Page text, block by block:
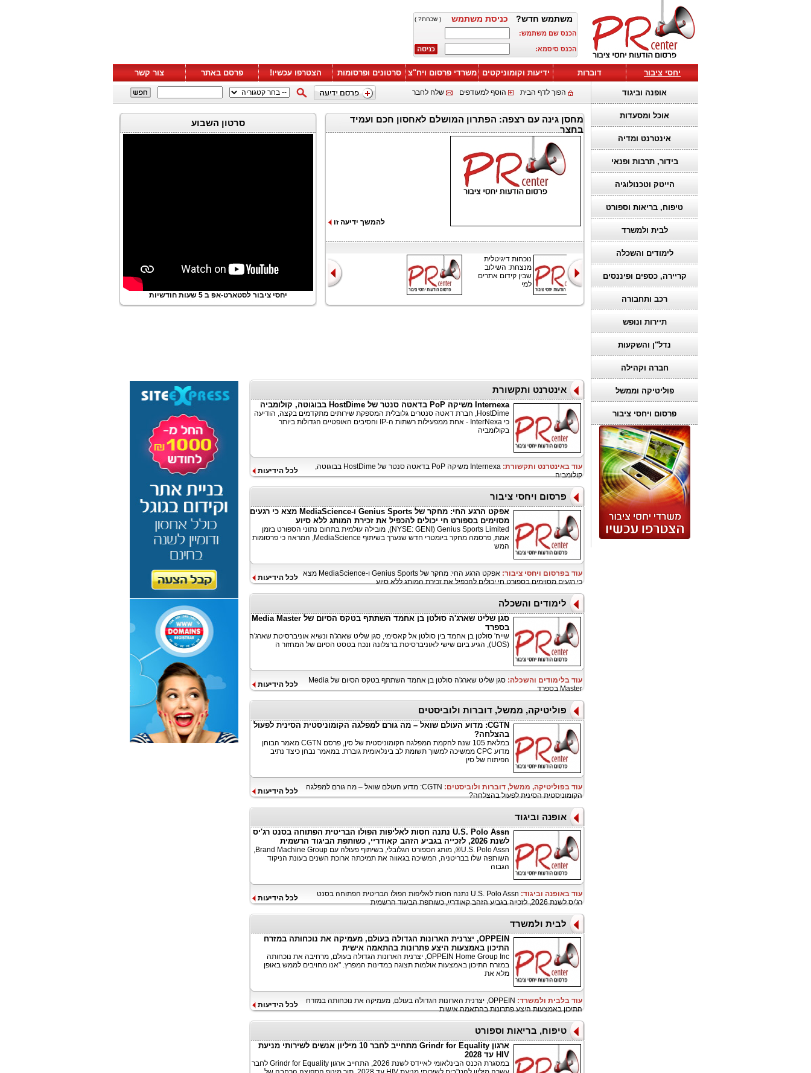
משתמש חדש? כניסת משתמש ( שכחת? )
הכנס שם משתמש:
הכנס סיסמא:
יחסי ציבור דוברות ידיעות וקומוניקטים משרדי פרסום ויח"צ סרטונים ופרסומות הצטרפו עכשיו! פרסם באתר צור קשר
אופנה וביגוד
אוכל ומסעדות
אינטרנט ומדיה
בידור, תרבות ופנאי
הייטק וטכנולוגיה
טיפוח, בריאות וספורט
לבית ולמשרד
לימודים והשכלה
קריירה, כספים ופיננסים
רכב ותחבורה
תיירות ונופש
נדל"ן והשקעות
חברה וקהילה
פוליטיקה וממשל
פרסום ויחסי ציבור
הפוך לדף הבית הוסף למעודפים שלח לחבר
מחסן גינה עם רצפה: הפתרון המושלם לאחסון חכם ועמיד
בחצר
להמשך ידיעה זו
נוכחות דיגיטלית
מנצחת: השילוב
שבין קידום אתרים
למי
מתכננים אירוע
שבאמת מרגש א
סרטון השבוע
יחסי ציבור לסטארט-אפ ב 5 שעות חודשיות
אינטרנט ותקשורת
Internexa משיקה PoP בדאטה סנטר של HostDime בבוגוטה, קולומביה
HostDime, חברת דאטה סנטרים גלובלית המספקת שירותים מתקדמים בקצה, הודיעה
כי InterNexa - אחת ממפעילות רשתות ה-IP והסיבים האופטיים הגדולות ביותר
בקולומביה
עוד באינטרנט ותקשורת:
Internexa משיקה PoP בדאטה סנטר של HostDime בבוגוטה,
קולומביה
לכל הידיעות
פרסום ויחסי ציבור
אפקט הרגע החי: מחקר של Genius Sports ו-MediaScience מצא כי רגעים
מסוימים בספורט חי יכולים להכפיל את זכירת המותג ללא סיוע
Genius Sports Limited ‏(NYSE: GENI), מובילה עולמית בתחום נתוני הספורט בזמן
אמת, פרסמה מחקר ביומטרי חדש שנערך בשיתוף MediaScience, המראה כי פרסומות
המש
עוד בפרסום ויחסי ציבור:
אפקט הרגע החי: מחקר של Genius Sports ו-MediaScience מצא
כי רגעים מסוימים בספורט חי יכולים להכפיל את זכירת המותג ללא סיוע
לכל הידיעות
לימודים והשכלה
סגן שליט שארג'ה סולטן בן אחמד השתתף בטקס הסיום של Media Master
בספרד
שייח' סולטן בן אחמד בין סולטן אל קאסימי, סגן שליט שארג'ה ונשיא אוניברסיטת שארג'ה
(UOS), הגיע ביום שישי לאוניברסיטת ברצלונה ונכח בטסט הסיום של המחזור ה
עוד בלימודים והשכלה:
סגן שליט שארג'ה סולטן בן אחמד השתתף בטקס הסיום של Media
Master בספרד
לכל הידיעות
פוליטיקה, ממשל, דוברות ולוביסטים
CGTN: מדוע העולם שואל – מה גורם למפלגה הקומוניסטית הסינית לפעול
בהצלחה?
במלאת 105 שנה להקמת המפלגה הקומוניסטית של סין, פרסם CGTN מאמר הבוחן
מדוע CPC ממשיכה למשוך תשומת לב בינלאומית גוברת. במאמר נבחן כיצד נתיב
הפיתוח של סין
עוד בפוליטיקה, ממשל, דוברות ולוביסטים:
CGTN: מדוע העולם שואל – מה גורם למפלגה
הקומוניסטית הסינית לפעול בהצלחה?
לכל הידיעות
אופנה וביגוד
U.S. Polo Assn נתנה חסות לאליפות הפולו הבריטית הפתוחה בסנט רג'יס
לשנת 2026, לזכייה בגביע הזהב קאודריי, כשותפת הביגוד הרשמית
U.S. Polo Assn®, מותג הספורט הגלובלי, בשיתוף פעולה עם Brand Machine Group,
השותפה שלו בבריטניה, המשיכה בגאווה את תמיכתה ארוכת השנים בעונת הניקוד
הגבוה
עוד באופנה וביגוד:
U.S. Polo Assn נתנה חסות לאליפות הפולו הבריטית הפתוחה בסנט
רג'יס לשנת 2026, לזכייה בגביע הזהב קאודריי, כשותפת הביגוד הרשמית
לכל הידיעות
לבית ולמשרד
OPPEIN, יצרנית הארונות הגדולה בעולם, מעמיקה את נוכחותה במזרח
התיכון באמצעות היצע פתרונות בהתאמה אישית
OPPEIN Home Group Inc, יצרנית הארונות הגדולה בעולם, מרחיבה את נוכחותה
במזרח התיכון באמצעות אולמות תצוגה במדינות המפרץ. "אנו מחויבים לממש באופן
מלא את
עוד בלבית ולמשרד:
OPPEIN, יצרנית הארונות הגדולה בעולם, מעמיקה את נוכחותה במזרח
התיכון באמצעות היצע פתרונות בהתאמה אישית
לכל הידיעות
טיפוח, בריאות וספורט
ארגון Grindr for Equality מתחייב לחבר 10 מיליון אנשים לשירותי מניעת
HIV עד 2028
במסגרת הכנס הבינלאומי לאיידס לשנת 2026, התחייב ארגון Grindr for Equality לחבר